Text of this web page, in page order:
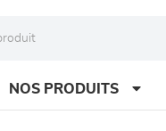
NOS PRODUITS